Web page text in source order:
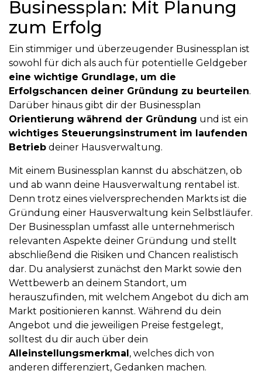
Businessplan: Mit Planung
zum Erfolg
Ein stimmiger und überzeugender Businessplan ist
sowohl für dich als auch für potentielle Geldgeber
eine wichtige Grundlage, um die
Erfolgschancen deiner Gründung zu beurteilen.
Darüber hinaus gibt dir der Businessplan
Orientierung während der Gründung und ist ein
wichtiges Steuerungsinstrument im laufenden
Betrieb deiner Hausverwaltung.
Mit einem Businessplan kannst du abschätzen, ob
und ab wann deine Hausverwaltung rentabel ist.
Denn trotz eines vielversprechenden Markts ist die
Gründung einer Hausverwaltung kein Selbstläufer.
Der Businessplan umfasst alle unternehmerisch
relevanten Aspekte deiner Gründung und stellt
abschließend die Risiken und Chancen realistisch
dar. Du analysierst zunächst den Markt sowie den
Wettbewerb an deinem Standort, um
herauszufinden, mit welchem Angebot du dich am
Markt positionieren kannst. Während du dein
Angebot und die jeweiligen Preise festgelegt,
solltest du dir auch über dein
Alleinstellungsmerkmal , welches dich von
anderen differenziert, Gedanken machen.